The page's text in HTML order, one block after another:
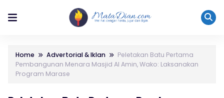
Home Advertorial & Iklan
Peletakan Batu Pertama
Pembangunan Menara Masjid Al Amin, Wako: Laksanakan
Program Marase